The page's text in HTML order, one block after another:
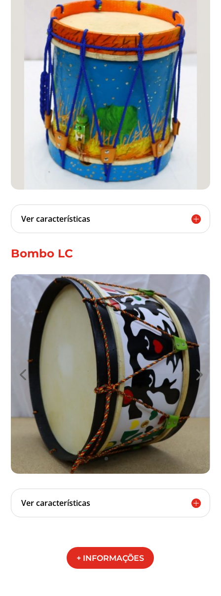
Ver características
Bombo LC
Ver características
+ INFORMAÇÕES